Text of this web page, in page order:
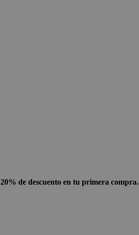
20% de descuento en tu primera compra.